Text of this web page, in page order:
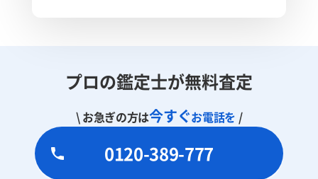
プロの鑑定士が無料査定
\ お急ぎの方は今すぐお電話を /
0120-389-777